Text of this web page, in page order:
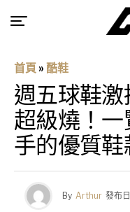
首頁 » 酷鞋
週五球鞋
超級燒！
手的優質鞋
By Arthur 發布